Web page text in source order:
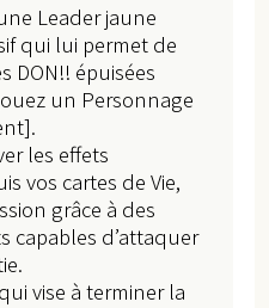
Leader jaune
qui lui permet de
DON!! épuisées
un Personnage
les effets
vos cartes de Vie,
grâce à des
capables d’attaquer
vise à terminer la